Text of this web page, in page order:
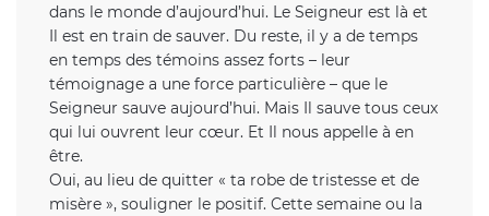
dans le monde d’aujourd’hui. Le Seigneur est là et
Il est en train de sauver. Du reste, il y a de temps
en temps des témoins assez forts – leur
témoignage a une force particulière – que le
Seigneur sauve aujourd’hui. Mais Il sauve tous ceux
qui lui ouvrent leur cœur. Et Il nous appelle à en
être.
Oui, au lieu de quitter « ta robe de tristesse et de
misère », souligner le positif. Cette semaine ou la